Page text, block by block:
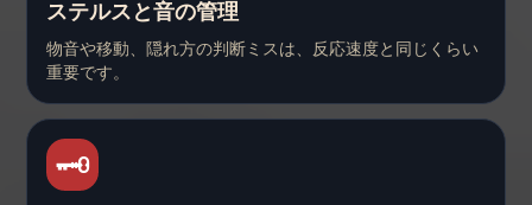
ステルスと音の管理
物音や移動、隠れ方の判断ミスは、反応速度と同じくらい
重要です。
🗝️